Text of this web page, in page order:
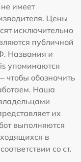
имеет
Цены
исключительно
публичной
Названия и
упоминаются
обозначить
Наша
их
выполняются
в
со ст.